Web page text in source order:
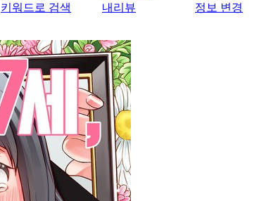
키워드로 검색
내리뷰
정보 변경